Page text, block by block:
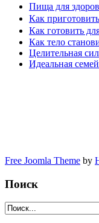
Пища для
Как
Как готовить
Как тело
Целительная
Идеальная
Free Joomla Theme by
Поиск